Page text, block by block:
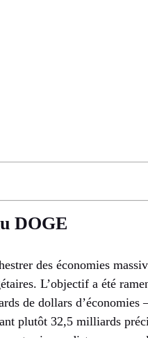
DOGE
des économies
L’objectif a été
de dollars d’économies
plutôt 32,5 milliards